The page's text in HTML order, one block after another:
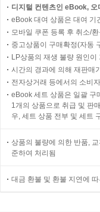
디지털 컨텐츠인 eBook,
eBook 대여 상품은 대여 기
모바일 쿠폰 등록 후 취소/
중고상품이 구매확정(자동
LP상품의 재생 불량 원인
시간의 경과에 의해 재판매
전자상거래 등에서의 소비
eBook 세트 상품은 일괄 구
1개의 상품으로 취급 및 판
우, 세트 상품 전부 및 세트
상품의 불량에 의한 반품,
준하여 처리됨
대금 환불 및 환불 지연에